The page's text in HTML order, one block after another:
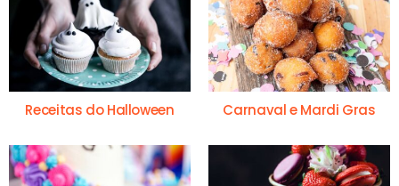
Receitas do Halloween Carnaval e Mardi Gras